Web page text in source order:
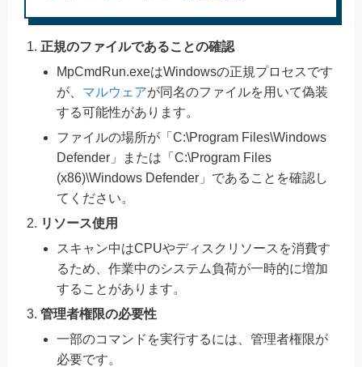
正規のファイルであることの確認
MpCmdRun.exeはWindowsの正規プロセスです
が、 マルウェアが同名のファイルを用いて偽装
する可能性があります。
ファイルの場所が「C:\Program Files\Windows
Defender」または「C:\Program Files
(x86)\Windows Defender」であることを確認し
てください。
リソース使用
スキャン中はCPUやディスクリソースを消費す
るため、作業中のシステム負荷が一時的に増加
することがあります。
管理者権限の必要性
一部のコマンドを実行するには、管理者権限が
必要です。